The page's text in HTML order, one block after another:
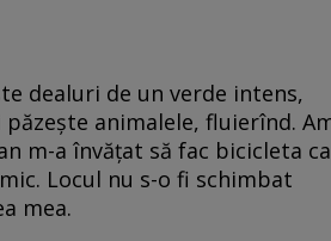
dealuri de un verde intens,
animalele, fluierînd.
m-a învăţat să fac bicicleta ca
Locul nu s-o fi schimbat
mea.